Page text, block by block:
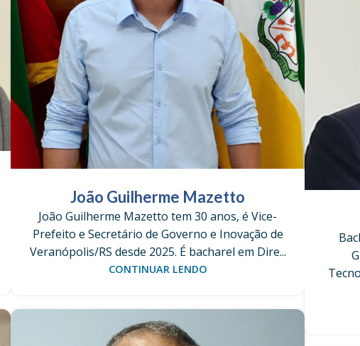
João Guilherme Mazetto
João Guilherme Mazetto tem 30 anos, é Vice-
Prefeito e Secretário de Governo e Inovação de
Veranópolis/RS desde 2025. É bacharel em Dire...
CONTINUAR LENDO